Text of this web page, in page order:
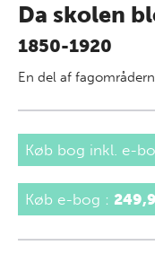
Da skolen
1850-1920
En del af
Køb bog inkl. e-
Køb e-bog :